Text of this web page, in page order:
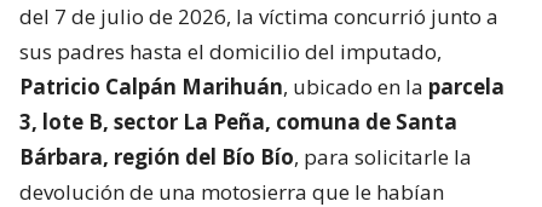
del 7 de julio de 2026, la víctima concurrió junto a
sus padres hasta el domicilio del imputado,
Patricio Calpán Marihuán, ubicado en la parcela
3, lote B, sector La Peña, comuna de Santa
Bárbara, región del Bío Bío, para solicitarle la
devolución de una motosierra que le habían